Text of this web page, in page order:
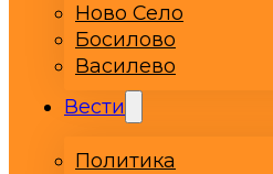
Ново Село
Босилово
Василево
Вести
Политика